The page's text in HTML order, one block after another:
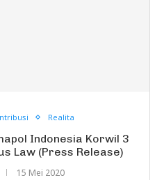
Realita
Indonesia Korwil 3
Law (Press Release)
15 Mei 2020